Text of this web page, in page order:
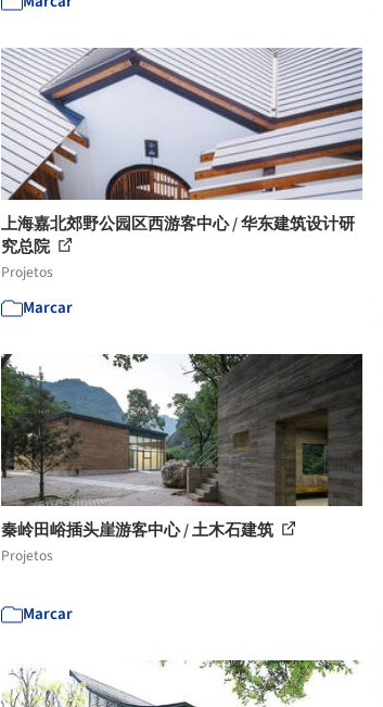
上海嘉北郊野公园区西游客中心 / 华东建筑设计研
究总院
Projetos
Marcar
秦岭田峪插头崖游客中心 / 土木石建筑
Projetos
Marcar